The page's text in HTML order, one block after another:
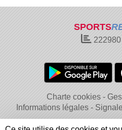
SPORTS
222980
Charte cookies
Informations légales